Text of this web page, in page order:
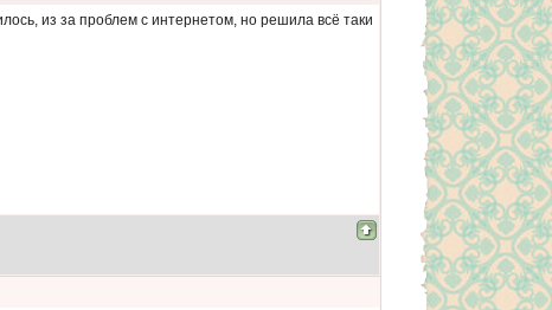
из за проблем с интернетом, но решила всё таки